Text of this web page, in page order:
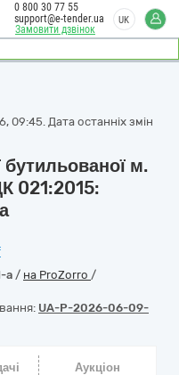
Замовити дзвінок
0 800 30 77 55
support@e-tender.ua
UK
Дата останніх змін
бутильованої м.
021:2015:
a / на ProZorro /
UA-P-2026-06-09-
Аукціон